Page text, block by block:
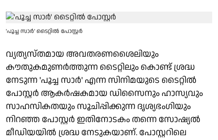
'പൂച്ച സാർ' ടൈറ്റിൽ പോസ്റ്റർ
വ്യത്യസ്തമായ അവതരണശൈലിയും
കൗതുകമുണർത്തുന്ന ടൈറ്റിലും കൊണ്ട് ശ്രദ്ധ
നേടുന്ന 'പൂച്ച സാർ' എന്ന സിനിമയുടെ ടൈറ്റിൽ
പോസ്റ്റർ ആകർഷകമായ ഡിസൈനും ഹാസ്യവും
സാഹസികതയും സൂചിപ്പിക്കുന്ന ദൃശ്യഭംഗിയും
നിറഞ്ഞ പോസ്റ്റർ ഇതിനോടകം തന്നെ സോഷ്യൽ
മീഡിയയിൽ ശ്രദ്ധ നേടുകയാണ്. പോസ്റ്ററിലെ